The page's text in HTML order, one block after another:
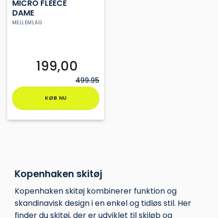
MELLEMLAG
MICRO FLEECE
DAME
KØB NU
vare
kan
vælges
på
varesiden
499.95
199,00
Kopenhaken skitøj
Kopenhakenskitøj kombinerer funktion og
skandinavisk design i en enkel og tidløs stil. Her
finder du skitøj, der er udviklet til skiløb og